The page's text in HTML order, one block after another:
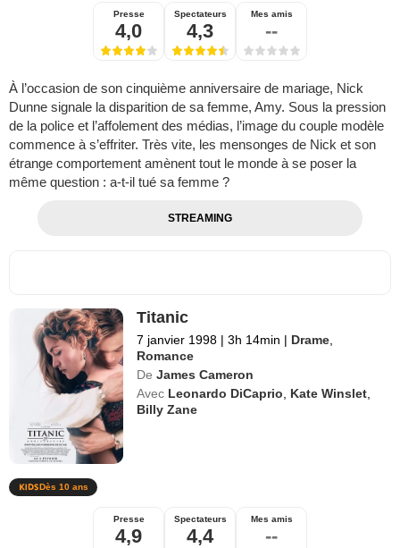
Presse
4,0
Spectateurs
4,3
Mes amis
--
À l’occasion de son cinquième anniversaire de mariage, Nick
Dunne signale la disparition de sa femme, Amy. Sous la pression
de la police et l’affolement des médias, l’image du couple modèle
commence à s’effriter. Très vite, les mensonges de Nick et son
étrange comportement amènent tout le monde à se poser la
même question : a-t-il tué sa femme ?
STREAMING
Titanic
7 janvier 1998 | 3h 14min | Drame
Romance
De James Cameron
Avec Leonardo DiCaprio Kate Winslet
Billy Zane
Dès 10 ans
Presse
4,9
Spectateurs
4,4
Mes amis
--